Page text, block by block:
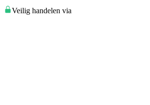
Veilig handelen via